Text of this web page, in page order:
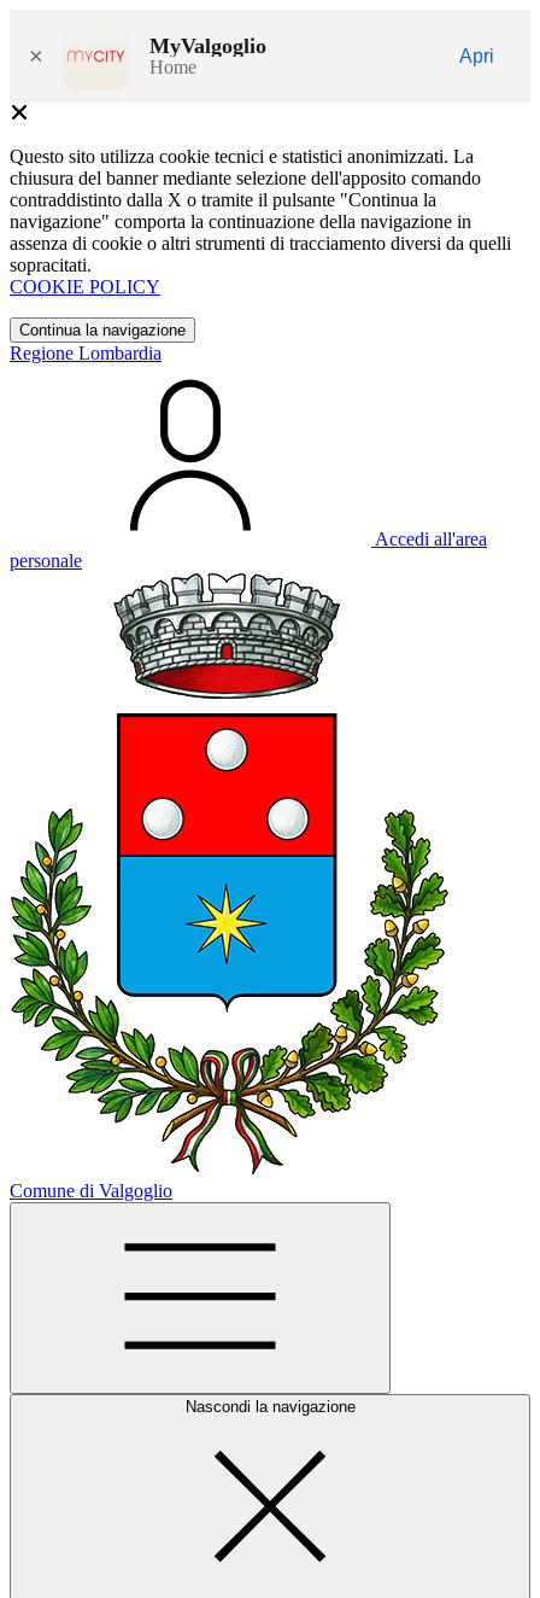
× MyValgoglio
Home
Apri
Questo sito utilizza cookie tecnici e statistici anonimizzati. La
chiusura del banner mediante selezione dell'apposito comando
contraddistinto dalla X o tramite il pulsante "Continua la
navigazione" comporta la continuazione della navigazione in
assenza di cookie o altri strumenti di tracciamento diversi da quelli
sopracitati.
COOKIE POLICY
Continua la navigazione
Regione Lombardia
Accedi all'area
personale
Comune di Valgoglio
Nascondi la navigazione